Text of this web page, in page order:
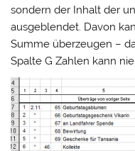
sondern der Inhalt der
ausgeblendet. Davon
Summe überzeugen –
Spalte G Zahlen kann